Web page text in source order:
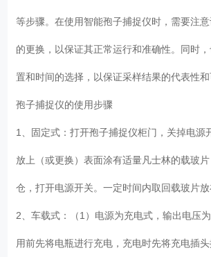
等步骤。在使用智能孢子捕捉仪时，需要注
的更换，以保证其正常运行和准确性。同时
置和时间的选择，以保证采样结果的代表性
孢子捕捉仪的使用步骤
1、固定式：打开孢子捕捉仪柜门，关掉电源
放上（或更换）表面涂有适量凡士林的载玻
仓，打开电源开关。一定时间内取回载玻片
2、车载式：（1）电源为充电式，输出电压
用前先将电瓶进行充电，充电时先将充电插